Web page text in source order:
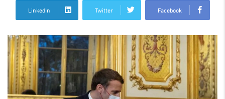
Facebook
Twitter
LinkedIn